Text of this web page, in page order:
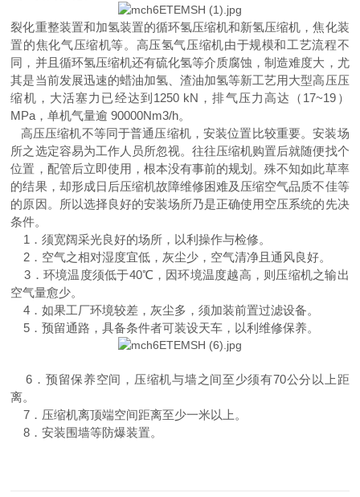
裂化重整装置和加氢装置的循环氢压缩机和新氢压缩机，焦化装
置的焦化气压缩机等。高压氢气压缩机由于规模和工艺流程不
同，并且循环氢压缩机还有硫化氢等介质腐蚀，制造难度大，尤
其是当前发展迅速的蜡油加氢、渣油加氢等新工艺用大型高压压
缩机，大活塞力已经达到1250 kN，排气压力高达（17~19）
MPa，单机气量逾 90000Nm3/h。
高压压缩机不等同于普通压缩机，安装位置比较重要。安装场
所之选定容易为工作人员所忽视。往往压缩机购置后就随便找个
位置，配管后立即使用，根本没有事前的规划。殊不知如此草率
的结果，却形成日后压缩机故障维修困难及压缩空气品质不佳等
的原因。所以选择良好的安装场所乃是正确使用空压系统的先决
条件。
1．须宽阔采光良好的场所，以利操作与检修。
2．空气之相对湿度宜低，灰尘少，空气清净且通风良好。
3．环境温度须低于40℃，因环境温度越高，则压缩机之输出
空气量愈少。
4．如果工厂环境较差，灰尘多，须加装前置过滤设备。
5．预留通路，具备条件者可装设天车，以利维修保养。
6．预留保养空间，压缩机与墙之间至少须有70公分以上距
离。
7．压缩机离顶端空间距离至少一米以上。
8．安装围墙等防爆装置。